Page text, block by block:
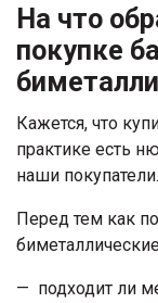
На что
покупке
Кажется, что
практике есть
наши покупатели.
Перед тем как
подходит ли